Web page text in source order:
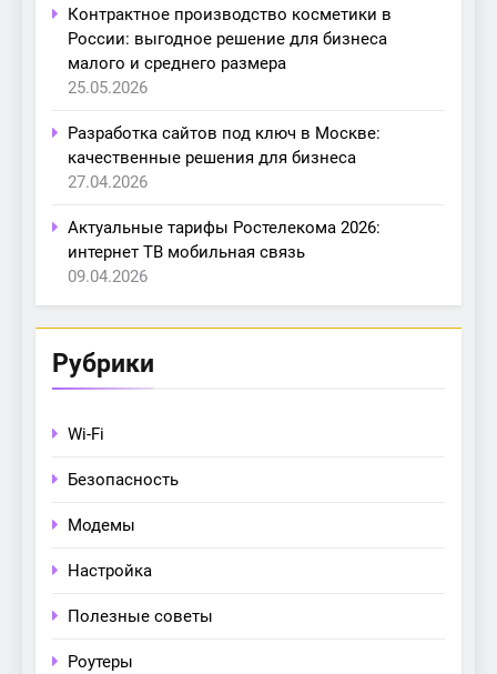
Контрактное производство косметики в
России: выгодное решение для бизнеса
малого и среднего размера
25.05.2026
Разработка сайтов под ключ в Москве:
качественные решения для бизнеса
27.04.2026
Актуальные тарифы Ростелекома 2026:
интернет ТВ мобильная связь
09.04.2026
Рубрики
Wi-Fi
Безопасность
Модемы
Настройка
Полезные советы
Роутеры